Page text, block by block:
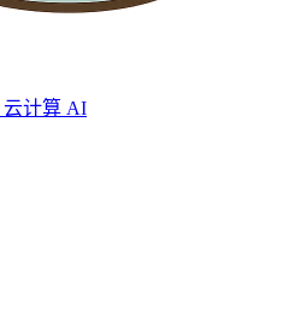
云计算 AI